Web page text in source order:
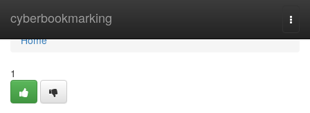
cyberbookmarking
Home
Home
1